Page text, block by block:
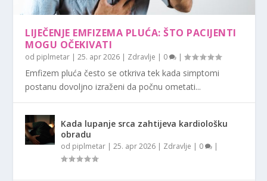
LIJEČENJE EMFIZEMA PLUĆA: ŠTO PACIJENTI
MOGU OČEKIVATI
od piplmetar |25. apr 2026 | Zdravlje | 0 |
Emfizem pluća često se otkriva tek kada simptomi
postanu dovoljno izraženi da počnu ometati...
Kada lupanje srca zahtijeva kardiološku
obradu
od piplmetar |25. apr 2026 | Zdravlje | 0 |